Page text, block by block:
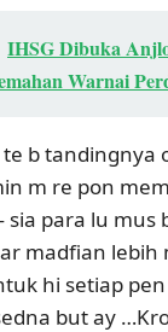
IHSG Dibuka
Warnai
te b tandingnya
m re pon
para lu mus
madfian lebih
hi setiap
but ay